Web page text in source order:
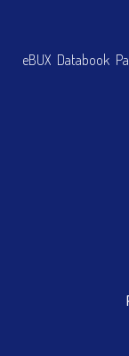
eBUX Databook